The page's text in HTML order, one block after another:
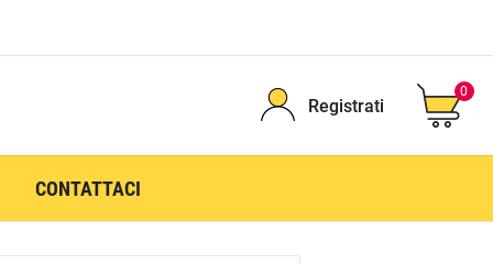
Registrati
0
CONTATTACI